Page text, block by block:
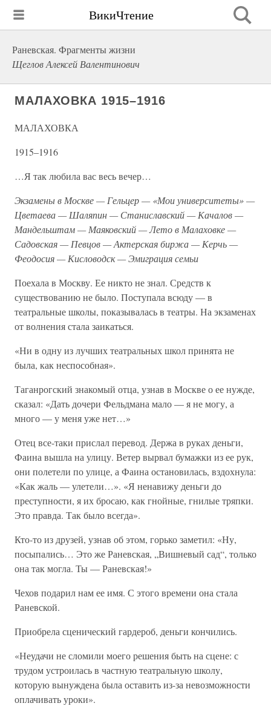
ВикиЧтение
Раневская. Фрагменты жизни
Щеглов Алексей Валентинович
МАЛАХОВКА 1915–1916
МАЛАХОВКА
1915–1916
…Я так любила вас весь вечер…
Экзамены в Москве — Гельцер — «Мои университеты» —
Цветаева — Шаляпин — Станиславский — Качалов —
Мандельштам — Маяковский — Лето в Малаховке —
Садовская — Певцов — Актерская биржа — Керчь —
Феодосия — Кисловодск — Эмиграция семьи
Поехала в Москву. Ее никто не знал. Средств к
существованию не было. Поступала всюду — в
театральные школы, показывалась в театры. На экзаменах
от волнения стала заикаться.
«Ни в одну из лучших театральных школ принята не
была, как неспособная».
Таганрогский знакомый отца, узнав в Москве о ее нужде,
сказал: «Дать дочери Фельдмана мало — я не могу, а
много — у меня уже нет…»
Отец все-таки прислал перевод. Держа в руках деньги,
Фаина вышла на улицу. Ветер вырвал бумажки из ее рук,
они полетели по улице, а Фаина остановилась, вздохнула:
«Как жаль — улетели…». «Я ненавижу деньги до
преступности, я их бросаю, как гнойные, гнилые тряпки.
Это правда. Так было всегда».
Кто-то из друзей, узнав об этом, горько заметил: «Ну,
посыпались… Это же Раневская, „Вишневый сад“, только
она так могла. Ты — Раневская!»
Чехов подарил нам ее имя. С этого времени она стала
Раневской.
Приобрела сценический гардероб, деньги кончились.
«Неудачи не сломили моего решения быть на сцене: с
трудом устроилась в частную театральную школу,
которую вынуждена была оставить из-за невозможности
оплачивать уроки».